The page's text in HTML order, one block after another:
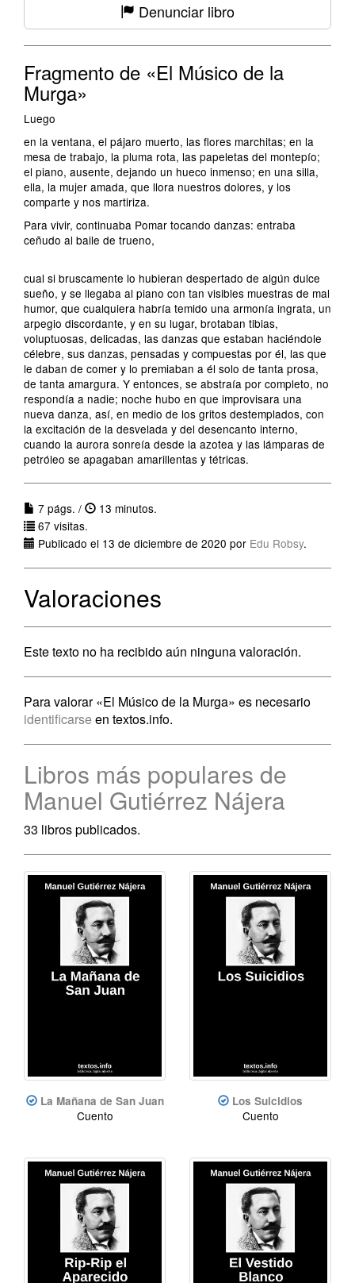
Denunciar libro
Fragmento de «El Músico de la
Murga»
Luego
en la ventana, el pájaro muerto, las flores marchitas; en la
mesa de trabajo, la pluma rota, las papeletas del montepío;
el piano, ausente, dejando un hueco inmenso; en una silla,
ella, la mujer amada, que llora nuestros dolores, y los
comparte y nos martiriza.
Para vivir, continuaba Pomar tocando danzas: entraba
ceñudo al baile de trueno,
cual si bruscamente lo hubieran despertado de algún dulce
sueño, y se llegaba al piano con tan visibles muestras de mal
humor, que cualquiera habría temido una armonía ingrata, un
arpegio discordante, y en su lugar, brotaban tibias,
voluptuosas, delicadas, las danzas que estaban haciéndole
célebre, sus danzas, pensadas y compuestas por él, las que
le daban de comer y lo premiaban a él solo de tanta prosa,
de tanta amargura. Y entonces, se abstraía por completo, no
respondía a nadie; noche hubo en que improvisara una
nueva danza, así, en medio de los gritos destemplados, con
la excitación de la desvelada y del desencanto interno,
cuando la aurora sonreía desde la azotea y las lámparas de
petróleo se apagaban amarillentas y tétricas.
7 págs. /
13 minutos.
67 visitas.
Publicado el 13 de diciembre de 2020 por Edu Robsy.
Valoraciones
Este texto no ha recibido aún ninguna valoración.
Para valorar «El Músico de la Murga» es necesario
identificarse en textos.info.
Libros más populares de
Manuel Gutiérrez Nájera
33 libros publicados.
La Mañana de San Juan
Cuento
Los Suicidios
Cuento